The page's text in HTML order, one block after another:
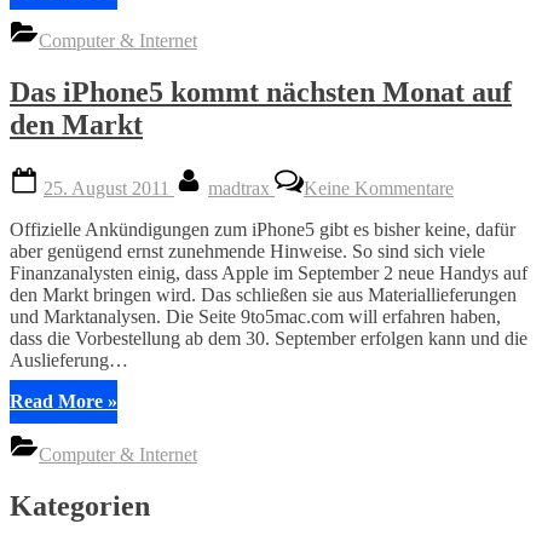
Jobs
verlässt
Apple”
Computer & Internet
Das iPhone5 kommt nächsten Monat auf
den Markt
on
25. August 2011 madtrax Keine KommentareDas
iPhone5
kommt
nächsten
Monat
auf
den
Markt
Offizielle Ankündigungen zum iPhone5 gibt es bisher keine, dafür
aber genügend ernst zunehmende Hinweise. So sind sich viele
Finanzanalysten einig, dass Apple im September 2 neue Handys auf
den Markt bringen wird. Das schließen sie aus Materiallieferungen
und Marktanalysen. Die Seite 9to5mac.com will erfahren haben,
dass die Vorbestellung ab dem 30. September erfolgen kann und die
Auslieferung…
Read More“Das
iPhone5
kommt
nächsten
auf
»
Computer & Internet
Kategorien